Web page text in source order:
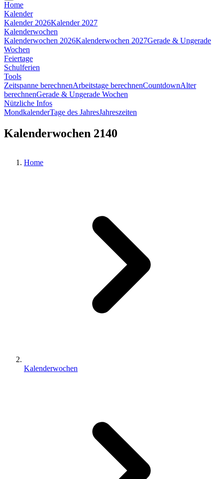
Home
Kalender
Kalender 2026Kalender 2027
Kalenderwochen
Kalenderwochen 2026Kalenderwochen 2027Gerade & Ungerade
Wochen
Feiertage
Schulferien
Tools
Zeitspanne berechnenArbeitstage berechnenCountdownAlter
berechnenGerade & Ungerade Wochen
Nützliche Infos
MondkalenderTage des JahresJahreszeiten
Kalenderwochen 2140
Home
Kalenderwochen